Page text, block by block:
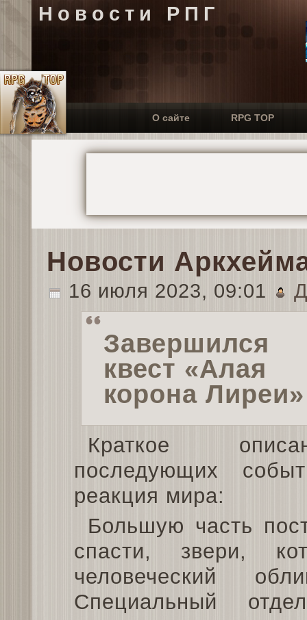
Новости РПГ
О сайте RPG TOP
Новости
16 июля 2023, 09:01
Завершился
квест «Алая
корона Лиреи»
Краткое
последующих
реакция мира:
Большую часть
спасти, звери,
человеческий
Специальный